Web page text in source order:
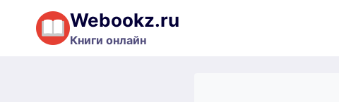
Перейти
содержимому
Webookz.ru
Книги онлайн